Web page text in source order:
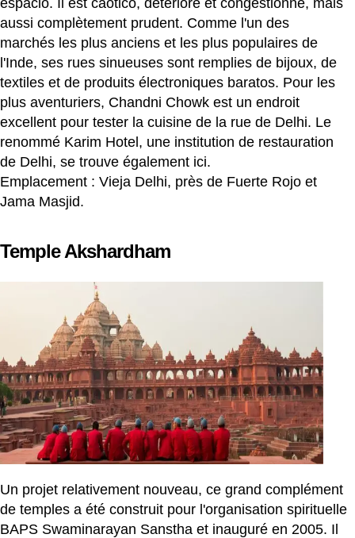
espacio. Il est caótico, détérioré et congestionné, mais
aussi complètement prudent. Comme l'un des
marchés les plus anciens et les plus populaires de
l'Inde, ses rues sinueuses sont remplies de bijoux, de
textiles et de produits électroniques baratos. Pour les
plus aventuriers, Chandni Chowk est un endroit
excellent pour tester la cuisine de la rue de Delhi. Le
renommé Karim Hotel, une institution de restauration
de Delhi, se trouve également ici.
Emplacement : Vieja Delhi, près de Fuerte Rojo et
Jama Masjid.
Temple Akshardham
Un projet relativement nouveau, ce grand complément
de temples a été construit pour l'organisation spirituelle
BAPS Swaminarayan Sanstha et inauguré en 2005. Il